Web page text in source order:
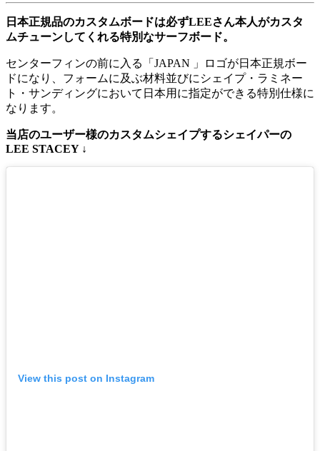
日本正規品のカスタムボードは必ずLEEさん本人がカスタ
ムチューンしてくれる特別なサーフボード。
センターフィンの前に入る「JAPAN 」ロゴが日本正規ボー
ドになり、フォームに及ぶ材料並びにシェイプ・ラミネー
ト・サンディングにおいて日本用に指定ができる特別仕様に
なります。
当店のユーザー様のカスタムシェイプするシェイパーの
LEE STACEY ↓
View this post on Instagram